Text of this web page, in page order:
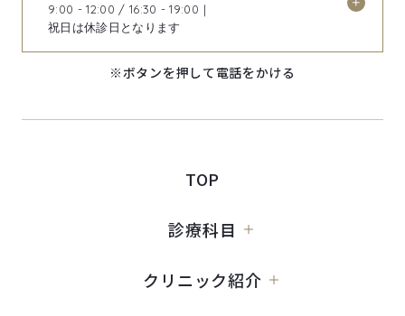
9:00 - 12:00 / 16:30 - 19:00｜
祝日は休診日となります
※ボタンを押して電話をかける
TOP
診療科目
クリニック紹介